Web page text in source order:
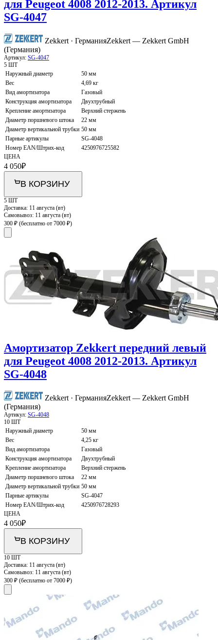
для Peugeot 4008 2012-2013. Артикул
SG-4047
Zekkert · ГерманияZekkert — Zekkert GmbH
(Германия)
Артикул: SG-4047
5 ШТ
Наружный диаметр
50 мм
Вес
4,69 кг
Вид амортизатора
Газовый
Конструкция амортизатора
Двухтрубный
Крепление амортизатора
Верхний стержень
Диаметр поршневого штока
22 мм
Диаметр вертикальной трубки 50 мм
Парные артикулы
SG-4048
Номер EAN/Штрих-код
4250976725582
ЦЕНА
4 050₽
В КОРЗИНУ
5 ШТ
Доставка: 11 августа (вт)
Самовывоз: 11 августа (вт)
300 ₽ (бесплатно от 7000 ₽)
Амортизатор Zekkert передний левый
для Peugeot 4008 2012-2013. Артикул
SG-4048
Zekkert · ГерманияZekkert — Zekkert GmbH
(Германия)
Артикул: SG-4048
10 ШТ
Наружный диаметр
50 мм
Вес
4,25 кг
Вид амортизатора
Газовый
Конструкция амортизатора
Двухтрубный
Крепление амортизатора
Верхний стержень
Диаметр поршневого штока
22 мм
Диаметр вертикальной трубки 50 мм
Парные артикулы
SG-4047
Номер EAN/Штрих-код
4250976728293
ЦЕНА
4 050₽
В КОРЗИНУ
10 ШТ
Доставка: 11 августа (вт)
Самовывоз: 11 августа (вт)
300 ₽ (бесплатно от 7000 ₽)